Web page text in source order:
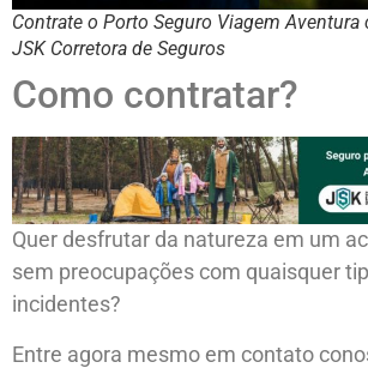
Contrate o Porto Seguro Viagem
JSK Corretora de Seguros
Como contratar?
Quer desfrutar da natureza em um
sem preocupações com quaisquer
incidentes?
Entre agora mesmo em contato